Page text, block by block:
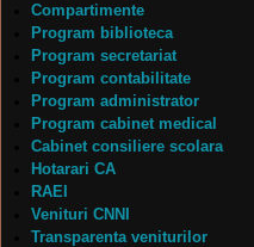
Compartimente
Program biblioteca
Program secretariat
Program contabilitate
Program administrator
Program cabinet medical
Cabinet consiliere scolara
Hotarari CA
RAEI
Venituri CNNI
Transparenta veniturilor